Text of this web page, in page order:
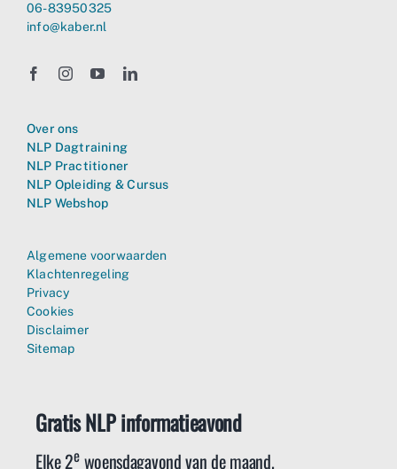
06-83950325
info@kaber.nl
Over ons
NLP Dagtraining
NLP Practitioner
NLP Opleiding & Cursus
NLP Webshop
Algemene voorwaarden
Klachtenregeling
Privacy
Cookies
Disclaimer
Sitemap
Gratis NLP informatieavond
Elke 2ewoensdagavond van de maand.